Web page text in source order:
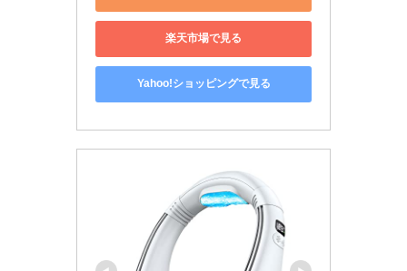
楽天市場で見る
Yahoo!ショッピングで見る